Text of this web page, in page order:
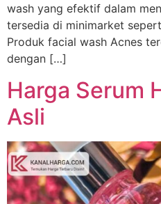
wash yang efektif dalam
tersedia di minimarket
Produk facial wash Acnes
dengan […]
Harga Serum
Asli